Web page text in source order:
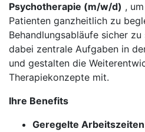
Psychotherapie (m/w/d) ,
Patienten ganzheitlich zu
Behandlungsabläufe sicher
dabei zentrale Aufgaben in
und gestalten die
Therapiekonzepte mit.
Ihre Benefits
Geregelte